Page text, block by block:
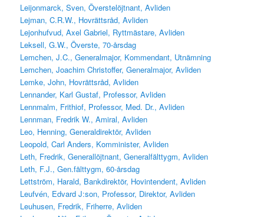
Leijonmarck, Sven, Överstelöjtnant, Avliden
Lejman, C.R.W., Hovrättsråd, Avliden
Lejonhufvud, Axel Gabriel, Ryttmästare, Avliden
Leksell, G.W., Överste, 70-årsdag
Lemchen, J.C., Generalmajor, Kommendant, Utnämning
Lemchen, Joachim Christoffer, Generalmajor, Avliden
Lemke, John, Hovrättsråd, Avliden
Lennander, Karl Gustaf, Professor, Avliden
Lennmalm, Frithiof, Professor, Med. Dr., Avliden
Lennman, Fredrik W., Amiral, Avliden
Leo, Henning, Generaldirektör, Avliden
Leopold, Carl Anders, Komminister, Avliden
Leth, Fredrik, Generallöjtnant, Generalfälttygm, Avliden
Leth, F.J., Gen.fälttygm, 60-årsdag
Lettström, Harald, Bankdirektör, Hovintendent, Avliden
Leufvén, Edvard J:son, Professor, Direktor, Avliden
Leuhusen, Fredrik, Friherre, Avliden